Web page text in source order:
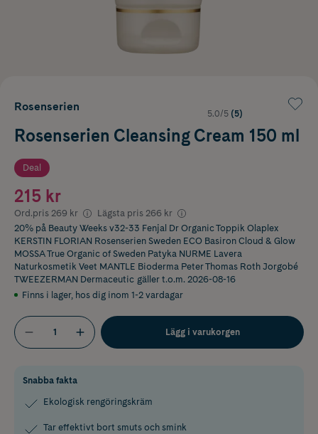
Rosenserien
5.0/5 (5)
Rosenserien Cleansing Cream 150 ml
Deal
215 kr
Ord.pris 269 kr Lägsta pris 266 kr
20% på Beauty Weeks v32-33 Fenjal Dr Organic Toppik Olaplex
KERSTIN FLORIAN Rosenserien Sweden ECO Basiron Cloud & Glow
MOSSA True Organic of Sweden Patyka NURME Lavera
Naturkosmetik Veet MANTLE Bioderma Peter Thomas Roth Jorgobé
TWEEZERMAN Dermaceutic gäller t.o.m. 2026-08-16
Finns i lager, hos dig inom 1-2 vardagar
Lägg i varukorgen
Snabba fakta
Ekologisk rengöringskräm
Tar effektivt bort smuts och smink